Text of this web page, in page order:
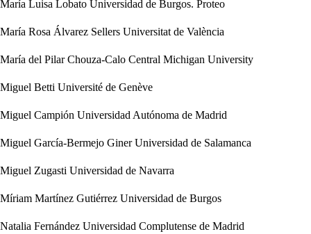
María Luisa Lobato Universidad de Burgos. Proteo
María Rosa Álvarez Sellers Universitat de València
María del Pilar Chouza-Calo Central Michigan University
Miguel Betti Université de Genève
Miguel Campión Universidad Autónoma de Madrid
Miguel García-Bermejo Giner Universidad de Salamanca
Miguel Zugasti Universidad de Navarra
Míriam Martínez Gutiérrez Universidad de Burgos
Natalia Fernández Universidad Complutense de Madrid